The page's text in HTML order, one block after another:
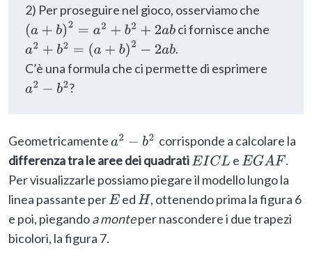
2) Per proseguire nel gioco, osserviamo che
(a+ b) 2=a 2+ b2+ 2a b
ci fornisce anche
a2 +b 2=( a+ b)2 −2 ab
.
C’è una formula che ci permette di esprimere
a2 −b 2 ?
Geometricamentea2 −b 2
corrisponde a calcolare la
differenza tra le aree dei quadratiEICL eEGAF
.
Per visualizzarle possiamo piegare il modello lungo la
linea passante perE edH , ottenendo prima la figura 6
e poi, piegandoa monteper nascondere i due trapezi
bicolori, la figura 7.